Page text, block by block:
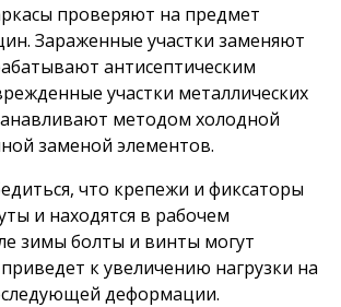
проверяют на предмет
Зараженные участки заменяют
антисептическим
участки металлических
методом холодной
заменой элементов.
что крепежи и фиксаторы
и находятся в рабочем
зимы болты и винты могут
к увеличению нагрузки на
деформации.